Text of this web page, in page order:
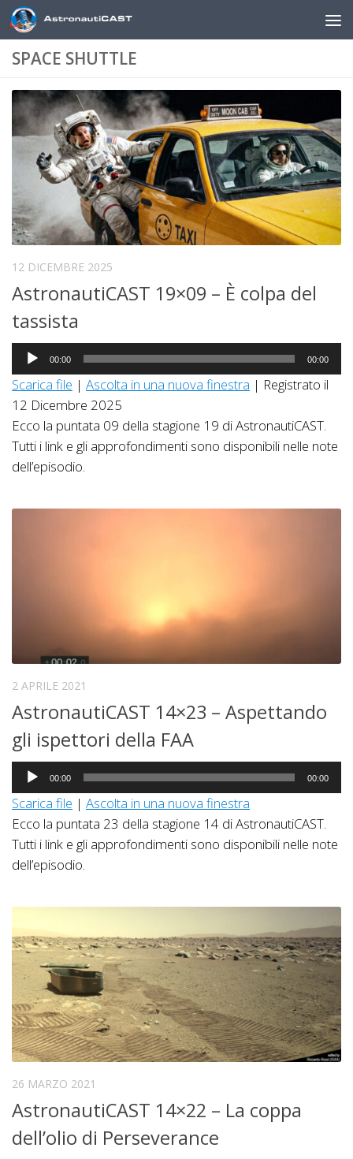
Sotto il contenuto
SPACE SHUTTLE
12 DICEMBRE 2025
AstronautiCAST 19×09 – È colpa del
tassista
Audio
Player
00:00 00:00
Scarica file | Ascolta in una nuova finestra | Registrato il
12 Dicembre 2025
Ecco la puntata 09 della stagione 19 di AstronautiCAST.
Tutti i link e gli approfondimenti sono disponibili nelle note
dell’episodio.
2 APRILE 2021
AstronautiCAST 14×23 – Aspettando
gli ispettori della FAA
Audio
Player
00:00 00:00
Scarica file | Ascolta in una nuova finestra
Ecco la puntata 23 della stagione 14 di AstronautiCAST.
Tutti i link e gli approfondimenti sono disponibili nelle note
dell’episodio.
26 MARZO 2021
AstronautiCAST 14×22 – La coppa
dell’olio di Perseverance